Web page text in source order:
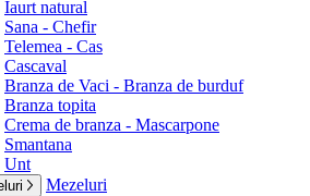
Iaurt natural
Sana - Chefir
Telemea - Cas
Cascaval
Branza de Vaci - Branza de burduf
Branza topita
Crema de branza - Mascarpone
Smantana
Unt
Mezeluri